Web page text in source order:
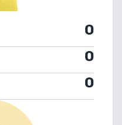
0
0
0